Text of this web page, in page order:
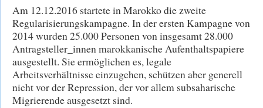
Am 12.12.2016 startete in Marokko die zweite
Regularisierungskampagne. In der ersten Kampagne von
2014 wurden 25.000 Personen von insgesamt 28.000
Antragsteller_innen marokkanische Aufenthaltspapiere
ausgestellt. Sie ermöglichen es, legale
Arbeitsverhältnisse einzugehen, schützen aber generell
nicht vor der Repression, der vor allem subsaharische
Migrierende ausgesetzt sind.